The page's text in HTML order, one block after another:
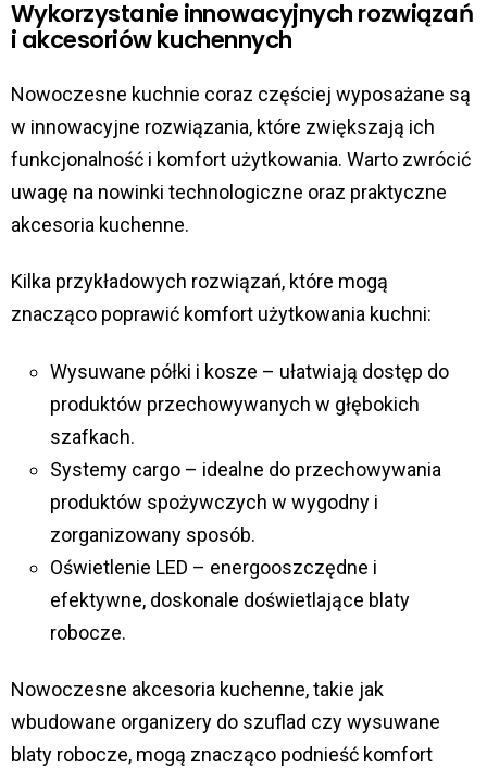
Wykorzystanie innowacyjnych rozwiązań
i akcesoriów kuchennych
Nowoczesne kuchnie coraz częściej wyposażane są
w innowacyjne rozwiązania, które zwiększają ich
funkcjonalność i komfort użytkowania. Warto zwrócić
uwagę na nowinki technologiczne oraz praktyczne
akcesoria kuchenne.
Kilka przykładowych rozwiązań, które mogą
znacząco poprawić komfort użytkowania kuchni:
Wysuwane półki i kosze – ułatwiają dostęp do
produktów przechowywanych w głębokich
szafkach.
Systemy cargo – idealne do przechowywania
produktów spożywczych w wygodny i
zorganizowany sposób.
Oświetlenie LED – energooszczędne i
efektywne, doskonale doświetlające blaty
robocze.
Nowoczesne akcesoria kuchenne, takie jak
wbudowane organizery do szuflad czy wysuwane
blaty robocze, mogą znacząco podnieść komfort